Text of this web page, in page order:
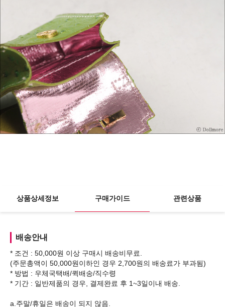
상품상세정보 구매가이드 관련상품
배송안내
* 조건 : 50,000원 이상 구매시 배송비무료.
(주문총액이 50,000원이하인 경우 2,700원의 배송료가 부과됨)
* 방법 : 우체국택배/퀵배송/직수령
* 기간 : 일반제품의 경우, 결제완료 후 1~3일이내 배송.
a.주말/휴일은 배송이 되지 않음.